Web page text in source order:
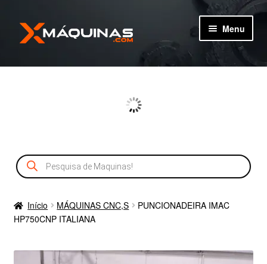
Pular
para
Pular
para
conteúdo
Menu
TIPOS DE MÁQUINAS
CADASTRO
Pesquisar
produtos
Início MÁQUINAS CNC,S
PUNCIONADEIRA IMAC
HP750CNP ITALIANA